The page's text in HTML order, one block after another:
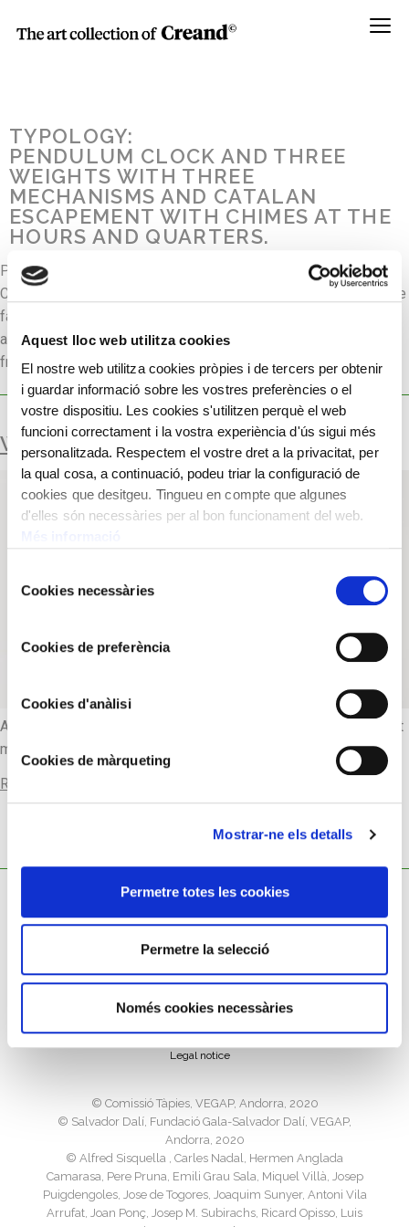
Aquest lloc web utilitza cookies
El nostre web utilitza cookies pròpies i de tercers per obtenir
i guardar informació sobre les vostres preferències o el
vostre dispositiu. Les cookies s'utilitzen perquè el web
funcioni correctament i la vostra experiència d'ús sigui més
personalitzada. Respectem el vostre dret a la privacitat, per
la qual cosa, a continuació, podeu triar la configuració de
cookies que desitgeu. Tingueu en compte que algunes
d'elles són necessàries per al bon funcionament del web.
deCookies necessàries
Cookies de preferència
Cookies d'anàlisi
Cookies de màrqueting
Mostrar-ne els detalls
Permetre totes les cookies
Permetre la selecció
Només cookies necessàries
Menú
TYPOLOGY:
PENDULUM CLOCK AND THREE
WEIGHTS WITH THREE
MECHANISMS AND CATALAN
ESCAPEMENT WITH CHIMES AT THE
HOURS AND QUARTERS.
Pendulum clock and three weights with three mechanisms and
Catalan escapement with chimes at the hours and quarters. The
face is made from brass, in the English style, with mechanism
and hour disc made from enamelled copper. The hand is made
from iron.
WALL CLOCK
Attributed to the Moià workshop due to technical similarities, it
may be one of the oldest examples.
Read more
Cookies policy
Legal notice
©️ Comissió Tàpies, VEGAP, Andorra, 2020
©️ Salvador Dalí, Fundació Gala-Salvador Dalí, VEGAP,
Andorra, 2020
©️ Alfred Sisquella , Carles Nadal, Hermen Anglada
Camarasa, Pere Pruna, Emili Grau Sala, Miquel Villà, Josep
Puigdengoles, Jose de Togores, Joaquim Sunyer, Antoni Vila
Arrufat, Joan Ponç, Josep M. Subirachs, Ricard Opisso, Luis